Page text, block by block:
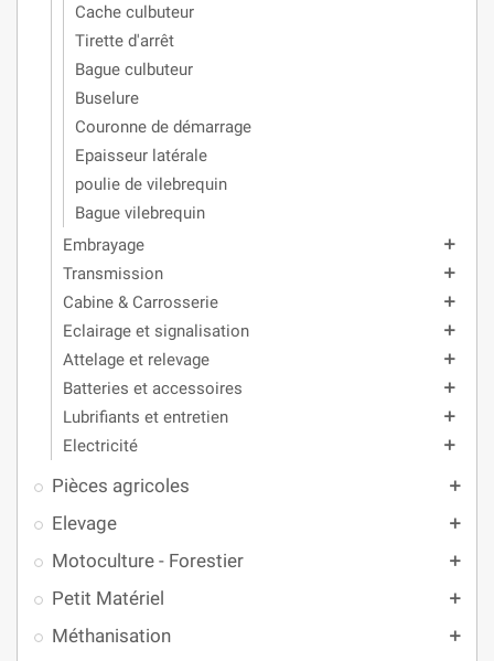
Cache culbuteur
Tirette d'arrêt
Bague culbuteur
Buselure
Couronne de démarrage
Epaisseur latérale
poulie de vilebrequin
Bague vilebrequin
Embrayage
add
Transmission add
Cabine & Carrosserie add
Eclairage et signalisation add
Attelage et relevage add
Batteries et accessoires add
Lubrifiants et entretien add
Electricité add
Pièces agricoles add
Elevage add
Motoculture - Forestier add
Petit Matériel add
Méthanisation add